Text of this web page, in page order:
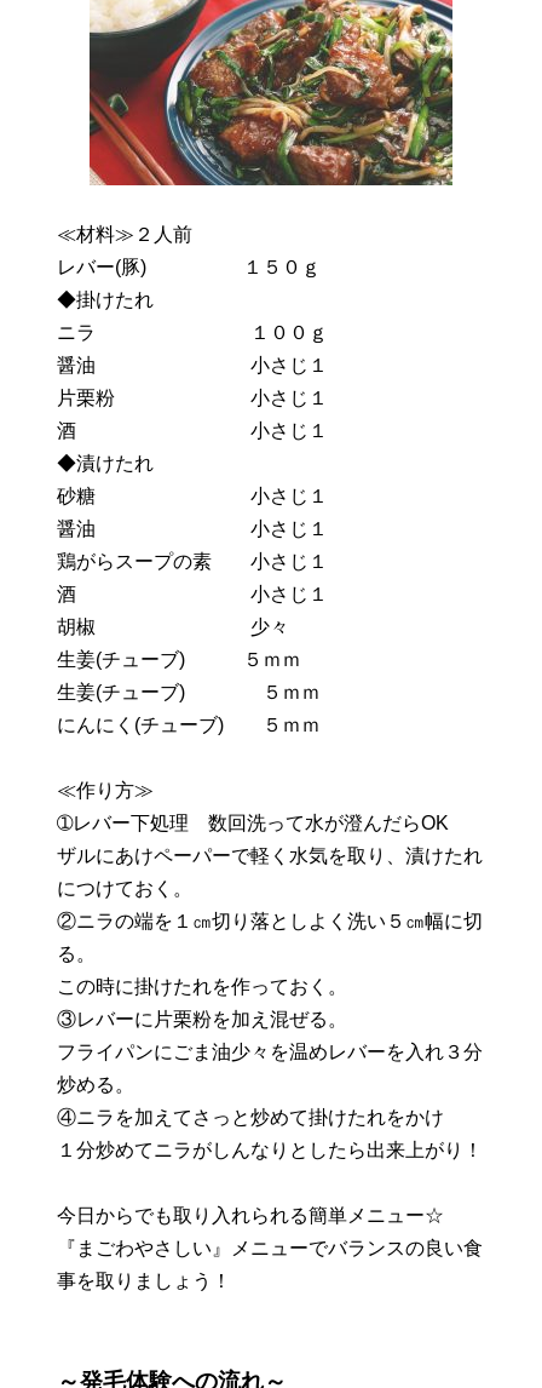
≪材料≫２人前
レバー(豚) １５０ｇ
◆掛けたれ
ニラ １００ｇ
醤油 小さじ１
片栗粉 小さじ１
酒 小さじ１
◆漬けたれ
砂糖 小さじ１
醤油 小さじ１
鶏がらスープの素 小さじ１
酒 小さじ１
胡椒 少々
生姜(チューブ) ５ｍｍ
生姜(チューブ) ５ｍｍ
にんにく(チューブ) ５ｍｍ
≪作り方≫
➀レバー下処理 数回洗って水が澄んだらOK
ザルにあけペーパーで軽く水気を取り、漬けたれ
につけておく。
②ニラの端を１㎝切り落としよく洗い５㎝幅に切
る。
この時に掛けたれを作っておく。
③レバーに片栗粉を加え混ぜる。
フライパンにごま油少々を温めレバーを入れ３分
炒める。
④ニラを加えてさっと炒めて掛けたれをかけ
１分炒めてニラがしんなりとしたら出来上がり！
今日からでも取り入れられる簡単メニュー☆
『まごわやさしい』メニューでバランスの良い食
事を取りましょう！
～発毛体験への流れ～